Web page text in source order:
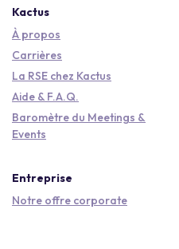
Kactus
À propos
Carrières
La RSE chez Kactus
Aide & F.A.Q.
Baromètre du Meetings &
Events
Entreprise
Notre offre corporate